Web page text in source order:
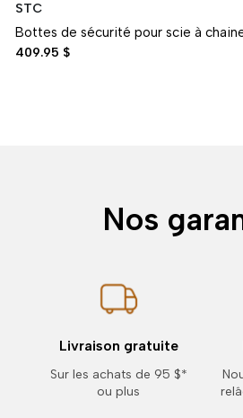
STC
Bottes de sécurité pour scie à
409.95 $
Nos
Livraison gratuite
Sur les achats de 95 $*
ou plus